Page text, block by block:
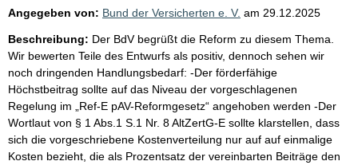
Angegeben von: Bund der Versicherten e. V. am 29.12.2025
Beschreibung: Der BdV begrüßt die Reform zu diesem Thema.
Wir bewerten Teile des Entwurfs als positiv, dennoch sehen wir
noch dringenden Handlungsbedarf: -Der förderfähige
Höchstbeitrag sollte auf das Niveau der vorgeschlagenen
Regelung im „Ref-E pAV-Reformgesetz“ angehoben werden -Der
Wortlaut von § 1 Abs.1 S.1 Nr. 8 AltZertG-E sollte klarstellen, dass
sich die vorgeschriebene Kostenverteilung nur auf auf einmalige
Kosten bezieht, die als Prozentsatz der vereinbarten Beiträge den